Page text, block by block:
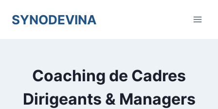
SYNODEVINA
Coaching de Cadres
Dirigeants & Managers